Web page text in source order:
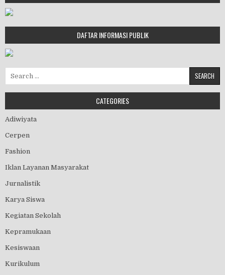
DAFTAR INFORMASI PUBLIK
CATEGORIES
Adiwiyata
Cerpen
Fashion
Iklan Layanan Masyarakat
Jurnalistik
Karya Siswa
Kegiatan Sekolah
Kepramukaan
Kesiswaan
Kurikulum